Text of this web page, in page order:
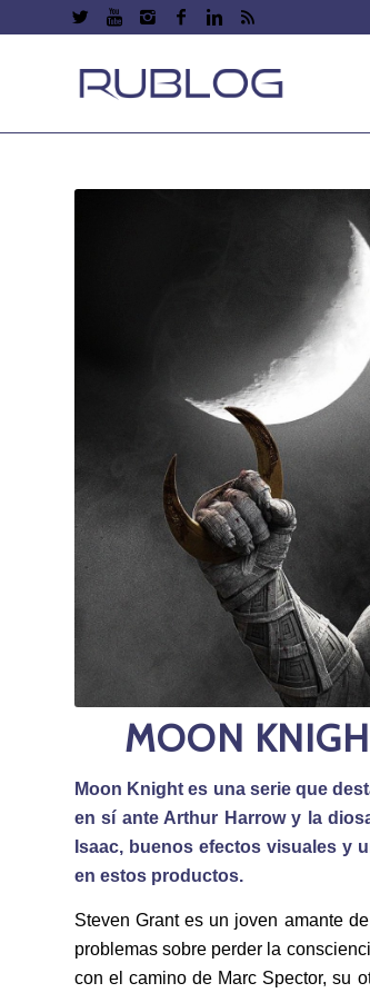
MOON
Moon Knight es una serie que
en sí ante Arthur Harrow y la
Isaac, buenos efectos visuales y
en estos productos.
Steven Grant es un joven amante
problemas sobre perder la
con el camino de Marc Spector, su